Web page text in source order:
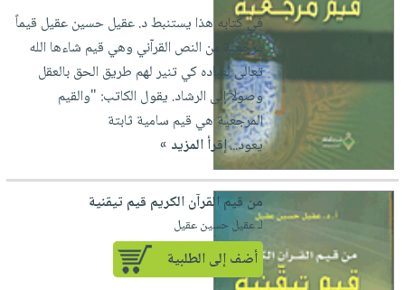
في كتابه هذا يستنبط د. عقيل حسين عقيل قيماً
مرجعية من النص القرآني وهي قيم شاءها الله
تعالى لعباده كي تنير لهم طريق الحق بالعقل
وصولاً إلى الرشاد. يقول الكاتب: "والقيم
المرجعية هي قيم سامية ثابتة
يعود...إقرأ المزيد »
من قيم القرآن الكريم قيم تيقنية
لـ عقيل حسين عقيل
أضف إلى الطلبية